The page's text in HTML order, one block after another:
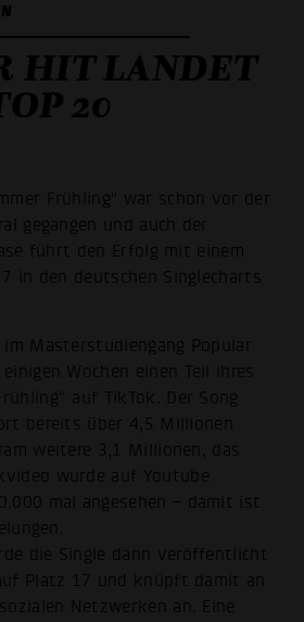
HIT LANDET
20
Frühling" war schon vor der
gegangen und auch der
führt den Erfolg mit einem
in den deutschen Singlecharts
Masterstudiengang Popular
Wochen einen Teil ihres
auf TikTok. Der Song
bereits über 4,5 Millionen
weitere 3,1 Millionen, das
wurde auf Youtube
mal angesehen – damit ist
die Single dann veröffentlicht
Platz 17 und knüpft damit an
Netzwerken an. Eine